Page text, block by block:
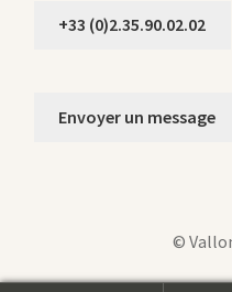
+33 (0)2.35.90.02.02
Envoyer un message
©